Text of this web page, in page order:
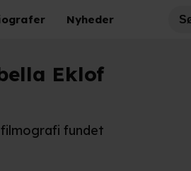
Nyheder
Eklof
fundet